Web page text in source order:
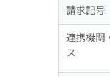
請求記号
連携機関
ス